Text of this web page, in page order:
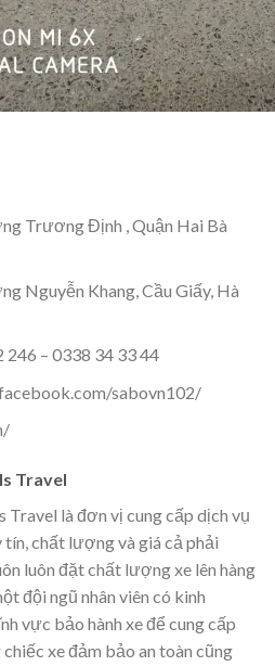
Trương Định , Quận Hai Bà
Nguyễn Khang, Cầu Giấy, Hà
246 – 0338 34 33 44
sabovn102/
Travel
là đơn vị cung cấp dịch vụ
tín, chất lượng và giá cả phải
luôn đặt chất lượng xe lên hàng
đội ngũ nhân viên có kinh
vực bảo hành xe để cung cấp
xe đảm bảo an toàn cũng